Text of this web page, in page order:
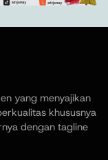
yang menyajikan
khususnya
dengan tagline